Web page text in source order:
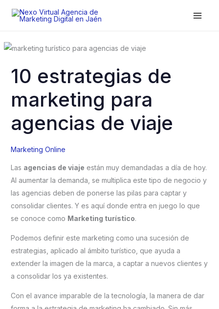
10 estrategias de
marketing para
agencias de viaje
Marketing Online
Las agencias de viaje están muy demandadas a día de hoy.
Al aumentar la demanda, se multiplica este tipo de negocio y
las agencias deben de ponerse las pilas para captar y
consolidar clientes. Y es aquí donde entra en juego lo que
se conoce como Marketing turístico.
Podemos definir este marketing como una sucesión de
estrategias, aplicado al ámbito turístico, que ayuda a
extender la imagen de la marca, a captar a nuevos clientes y
a consolidar los ya existentes.
Con el avance imparable de la tecnología, la manera de dar